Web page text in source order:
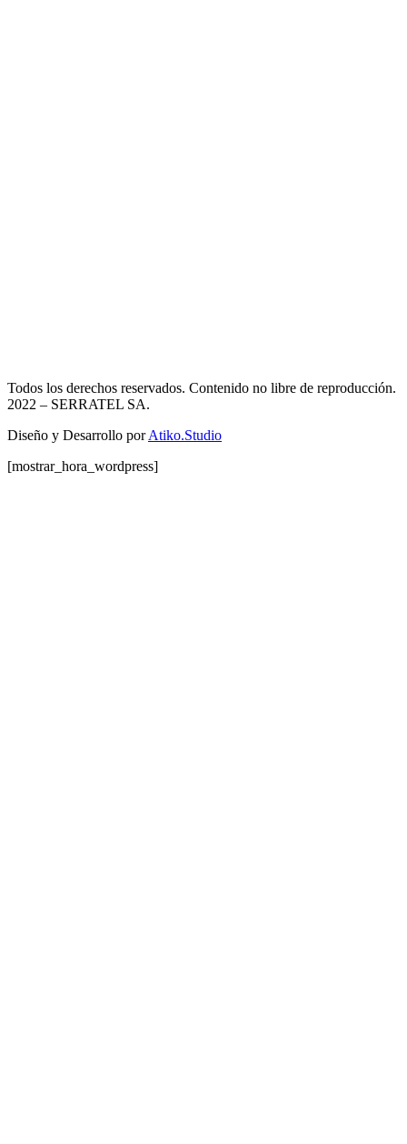
Todos los derechos reservados. Contenido no libre de reproducción.
2022 – SERRATEL SA.
Diseño y Desarrollo porAtiko.Studio
[mostrar_hora_wordpress]